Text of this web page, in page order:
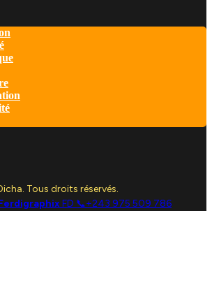
Tous droits réservés.
FD 📞+243 975 509 786